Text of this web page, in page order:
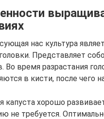
нас культура
Представляет
Во время разрастания
в кисти, после чего
капуста хорошо
не требуется.